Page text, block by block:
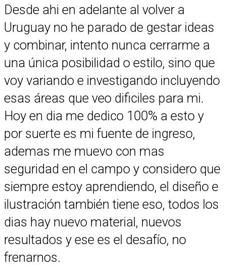
Desde ahi en adelante al volver a
Uruguay no he parado de gestar ideas
y combinar, intento nunca cerrarme a
una única posibilidad o estilo, sino que
voy variando e investigando incluyendo
esas áreas que veo dificiles para mi.
Hoy en dia me dedico 100% a esto y
por suerte es mi fuente de ingreso,
ademas me muevo con mas
seguridad en el campo y considero que
siempre estoy aprendiendo, el diseño e
ilustración también tiene eso, todos los
dias hay nuevo material, nuevos
resultados y ese es el desafío, no
frenarnos.